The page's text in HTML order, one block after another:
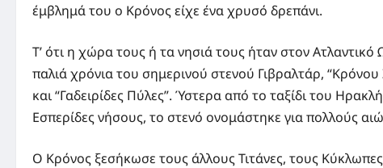
έμβλημά του ο Κρόνος είχε ένα χρυσό δρεπάνι.
Τ’ ότι η χώρα τους ή τα νησιά τους ήταν στον
παλιά χρόνια του σημερινού στενού Γιβραλτάρ,
και “Γαδειρίδες Πύλες”. Ύστερα από το ταξίδι του
Εσπερίδες νήσους, το στενό ονομάστηκε για πολλούς
Ο Κρόνος ξεσήκωσε τους άλλους Τιτάνες, τους